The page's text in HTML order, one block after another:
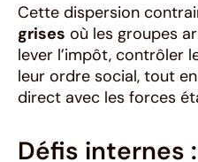
Cette dispersion
grises où les groupes
lever l’impôt, contrôler
leur ordre social, tout
direct avec les forces
Défis internes